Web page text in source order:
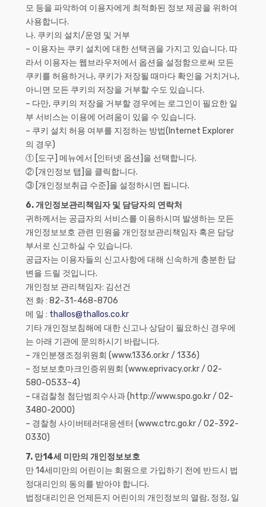
모 등을 파악하여 이용자에게 최적화된 정보 제공을 위하여
사용합니다.
나. 쿠키의 설치/운영 및 거부
– 이용자는 쿠키 설치에 대한 선택권을 가지고 있습니다. 따
라서 이용자는 웹브라우저에서 옵션을 설정함으로써 모든
쿠키를 허용하거나, 쿠키가 저장될 때마다 확인을 거치거나,
아니면 모든 쿠키의 저장을 거부할 수도 있습니다.
– 다만, 쿠키의 저장을 거부할 경우에는 로그인이 필요한 일
부 서비스는 이용에 어려움이 있을 수 있습니다.
– 쿠키 설치 허용 여부를 지정하는 방법(Internet Explorer
의 경우)
① [도구] 메뉴에서 [인터넷 옵션]을 선택합니다.
② [개인정보 탭]을 클릭합니다.
③ [개인정보취급 수준]을 설정하시면 됩니다.
6. 개인정보관리책임자 및 담당자의 연락처
귀하께서는 공급자의 서비스를 이용하시며 발생하는 모든
개인정보보호 관련 민원을 개인정보관리책임자 혹은 담당
부서로 신고하실 수 있습니다.
공급자는 이용자들의 신고사항에 대해 신속하게 충분한 답
변을 드릴 것입니다.
개인정보 관리책임자: 김선건
전 화 : 82-31-468-8706
메 일 : thallos@thallos.co.kr
기타 개인정보침해에 대한 신고나 상담이 필요하신 경우에
는 아래 기관에 문의하시기 바랍니다.
– 개인분쟁조정위원회 (www.1336.or.kr / 1336)
– 정보보호마크인증위원회 (www.eprivacy.or.kr / 02-
580-0533~4)
– 대검찰청 첨단범죄수사과 (http://www.spo.go.kr / 02-
3480-2000)
– 경찰청 사이버테러대응센터 (www.ctrc.go.kr / 02-392-
0330)
7. 만14세 미만의 개인정보보호
만 14세미만의 어린이는 회원으로 가입하기 전에 반드시 법
정대리인의 동의를 받아야 합니다.
법정대리인은 언제든지 어린이의 개인정보의 열람, 정정, 일